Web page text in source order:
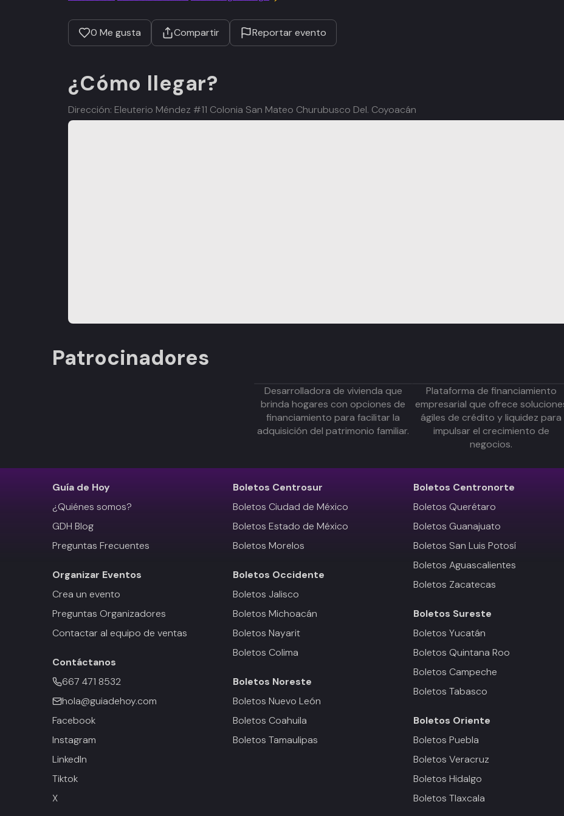
0 Me gusta Compartir Reportar evento
¿Cómo llegar?
Dirección: Eleuterio Méndez #11 Colonia San Mateo Churubusco Del. Coyoacán
Patrocinadores
Desarrolladora de vivienda que
brinda hogares con opciones de
financiamiento para facilitar la
adquisición del patrimonio familiar.
Plataforma de financiamiento
empresarial que ofrece
ágiles de crédito y liquidez para
impulsar el crecimiento de
negocios.
Guía de Hoy
¿Quiénes somos?
GDH Blog
Preguntas Frecuentes
Organizar Eventos
Crea un evento
Preguntas Organizadores
Contactar al equipo de ventas
Contáctanos
667 471 8532
hola@guiadehoy.com
Facebook
Instagram
LinkedIn
Tiktok
X
Boletos Centrosur
Boletos Ciudad de México
Boletos Estado de México
Boletos Morelos
Boletos Occidente
Boletos Jalisco
Boletos Michoacán
Boletos Nayarit
Boletos Colima
Boletos Noreste
Boletos Nuevo León
Boletos Coahuila
Boletos Tamaulipas
Boletos Centronorte
Boletos Querétaro
Boletos Guanajuato
Boletos San Luis Potosí
Boletos Aguascalientes
Boletos Zacatecas
Boletos Sureste
Boletos Yucatán
Boletos Quintana Roo
Boletos Campeche
Boletos Tabasco
Boletos Oriente
Boletos Puebla
Boletos Veracruz
Boletos Hidalgo
Boletos Tlaxcala